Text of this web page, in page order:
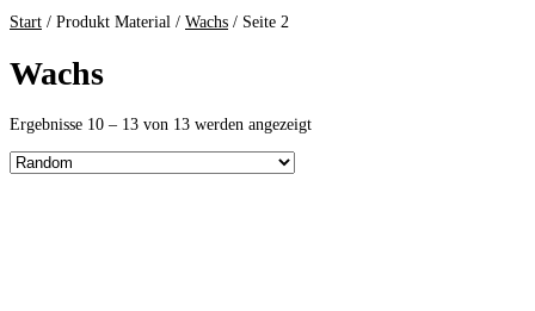
Start / Produkt Material / Wachs / Seite 2
Wachs
Ergebnisse 10 – 13 von 13 werden angezeigt